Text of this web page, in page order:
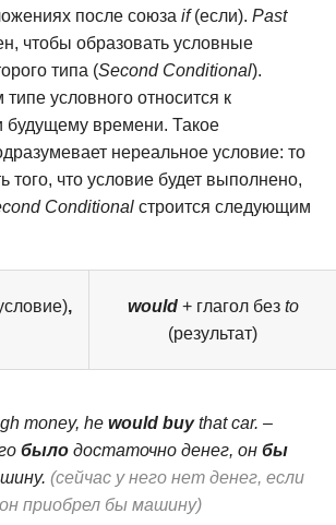
после союза if(если). Past
чтобы образовать условные
типа (Second Conditional).
условного относится к
будущему времени. Такое
нереальное условие: то
того, что условие будет выполнено,
Conditional строится следующим
, would+ глагол без to
(результат)
money, he would buythat car. –
было достаточно денег, он бы
(сейчас у него нет денег, если
приобрел бы машину)